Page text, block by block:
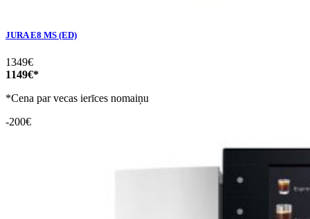
JURA E8 MS (ED)
1349€
1149€*
*Cena par vecas ierīces nomaiņu
-200€